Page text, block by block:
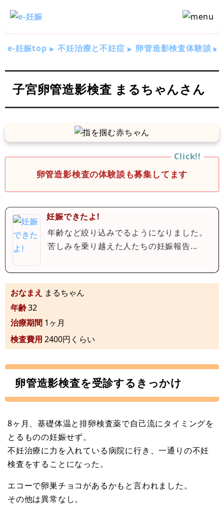
e-妊娠top 不妊治療と不妊症 卵管造影検査体験談
子宮卵管造影検査 まるちゃんさん
卵管造影検査の体験談も募集してます
妊娠できたよ!
年齢など絞り込みでるようになりました。
苦しみを乗り越えた人たちの妊娠報告...
おなまえ まるちゃん
年齢32
治療期間 1ヶ月
検査費用 2400円くらい
卵管造影検査を受診するきっかけ
8ヶ月、基礎体温と排卵検査薬で自己流にタイミングを
とるものの妊娠せず。
不妊治療に力を入れている病院に行き、一通りの不妊
検査をすることになった。
エコーで卵巣チョコがあるかもと言われました。
その他は異常なし。